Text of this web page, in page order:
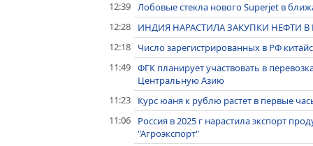
12:39 Лобовые стекла нового Superjet в
12:28
ИНДИЯ НАРАСТИЛА ЗАКУПКИ НЕФТИ
12:18
Число зарегистрированных в РФ
11:49 ФГК планирует участвовать в
Центральную Азию
11:23
Курс юаня к рублю растет в первые
11:06
Россия в 2025 г нарастила экспорт
"Агроэкспорт"